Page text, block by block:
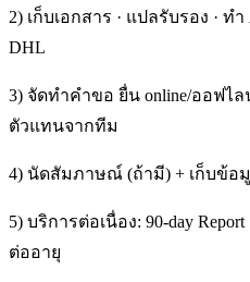
2) เก็บเอกสาร · แปลรับรอง · ท
DHL
3) จัดทำคำขอ ยื่น online/ออฟไ
ตัวแทนจากทีม
4) นัดสัมภาษณ์ (ถ้ามี) + เก็บข้อ
5) บริการต่อเนื่อง: 90-day Report
ต่ออายุ